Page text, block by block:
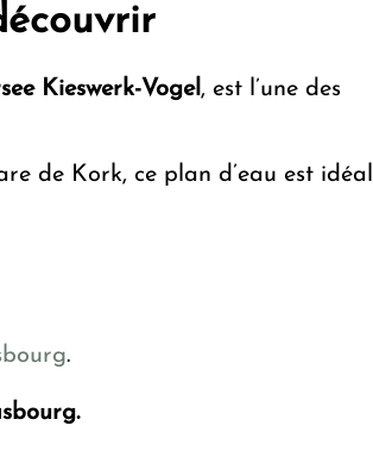
Kieswerk-Vogel, est l’une des
de Kork, ce plan d’eau est idéal
.